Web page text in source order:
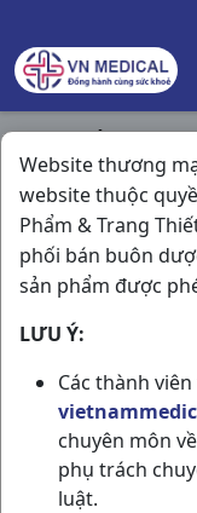
Website thương
website thuộc
Phẩm & Trang
phối bán buôn
sản phẩm được
LƯU Ý:
Các thành
chuyên môn
phụ trách
luật.
Trang chủ /
Ferrovit C H50v